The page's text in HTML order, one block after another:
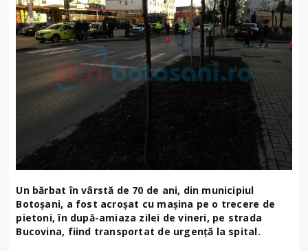
Un bărbat în vârstă de 70 de ani, din municipiul
Botoșani, a fost acroșat cu mașina pe o trecere de
pietoni, în după-amiaza zilei de vineri, pe strada
Bucovina, fiind transportat de urgență la spital.